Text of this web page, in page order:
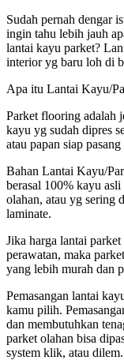
Sudah pernah dengar
ingin tahu lebih jauh
lantai kayu parket?
interior yg baru loh di
Apa itu Lantai Kayu/
Parket flooring adalah
kayu yg sudah dipres
atau papan siap
Bahan Lantai Kayu/
berasal 100% kayu
olahan, atau yg sering
laminate.
Jika harga lantai
perawatan, maka
yang lebih murah dan
Pemasangan lantai
kamu pilih.
dan membutuhkan
parket olahan bisa
system klik, atau dilem.